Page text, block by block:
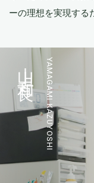
ーの理想を実現する
山上 和良 YAMAGAMI KAZUYOSHI